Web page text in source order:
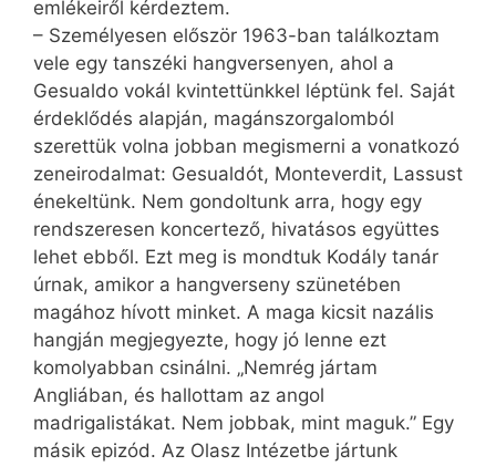
emlékeiről kérdeztem.
– Személyesen először 1963-ban találkoztam
vele egy tanszéki hangversenyen, ahol a
Gesualdo vokál kvintettünkkel léptünk fel. Saját
érdeklődés alapján, magánszorgalomból
szerettük volna jobban megismerni a vonatkozó
zeneirodalmat: Gesualdót, Monteverdit, Lassust
énekeltünk. Nem gondoltunk arra, hogy egy
rendszeresen koncertező, hivatásos együttes
lehet ebből. Ezt meg is mondtuk Kodály tanár
úrnak, amikor a hangverseny szünetében
magához hívott minket. A maga kicsit nazális
hangján megjegyezte, hogy jó lenne ezt
komolyabban csinálni. „Nemrég jártam
Angliában, és hallottam az angol
madrigalistákat. Nem jobbak, mint maguk.” Egy
másik epizód. Az Olasz Intézetbe jártunk